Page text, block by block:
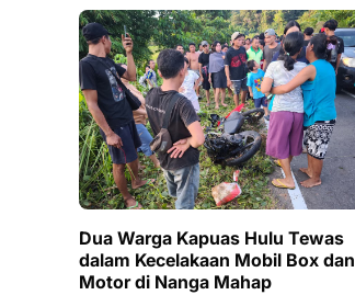
Dua Warga Kapuas Hulu Tewas
dalam Kecelakaan Mobil Box dan
Motor di Nanga Mahap